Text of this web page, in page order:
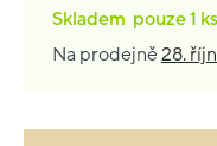
Skladem pouze1 ks
Na prodejně28.